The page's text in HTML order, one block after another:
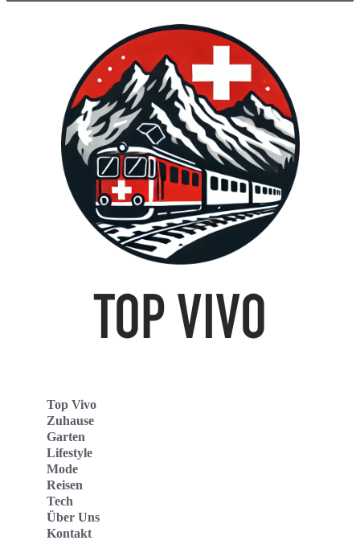
Top Vivo
Zuhause
Garten
Lifestyle
Mode
Reisen
Tech
Über Uns
Kontakt